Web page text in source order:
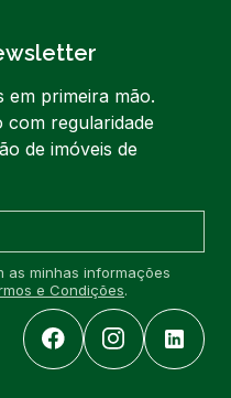
em primeira mão.
com regularidade
de imóveis de
as minhas informações
e Condições.